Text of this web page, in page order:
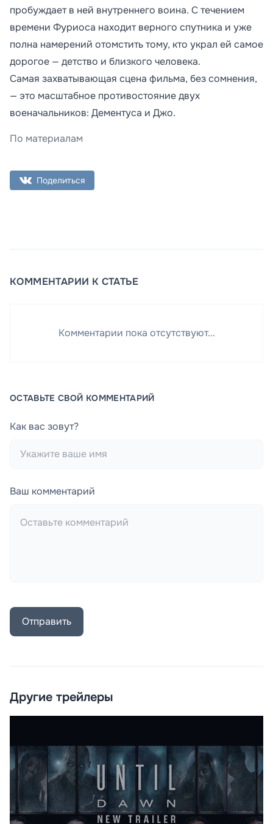
пробуждает в ней внутреннего воина. С течением
времени Фуриоса находит верного спутника и уже
полна намерений отомстить тому, кто украл ей самое
дорогое — детство и близкого человека.
Самая захватывающая сцена фильма, без сомнения,
— это масштабное противостояние двух
военачальников: Дементуса и Джо.
По материалам
Поделиться
КОММЕНТАРИИ К СТАТЬЕ
Комментарии пока отсутствуют...
ОСТАВЬТЕ СВОЙ КОММЕНТАРИЙ
Как вас зовут?
Ваш комментарий
Отправить
Другие трейлеры